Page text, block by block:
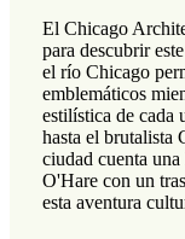
El Chicago
para descubrir
el río Chicago
emblemáticos
estilística de cada
hasta el brutalista
ciudad cuenta
O'Hare con un
esta aventura